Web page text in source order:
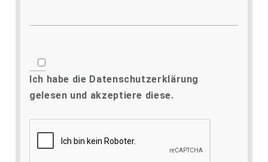
Ich habe die Datenschutzerklärung
gelesen und akzeptiere diese.